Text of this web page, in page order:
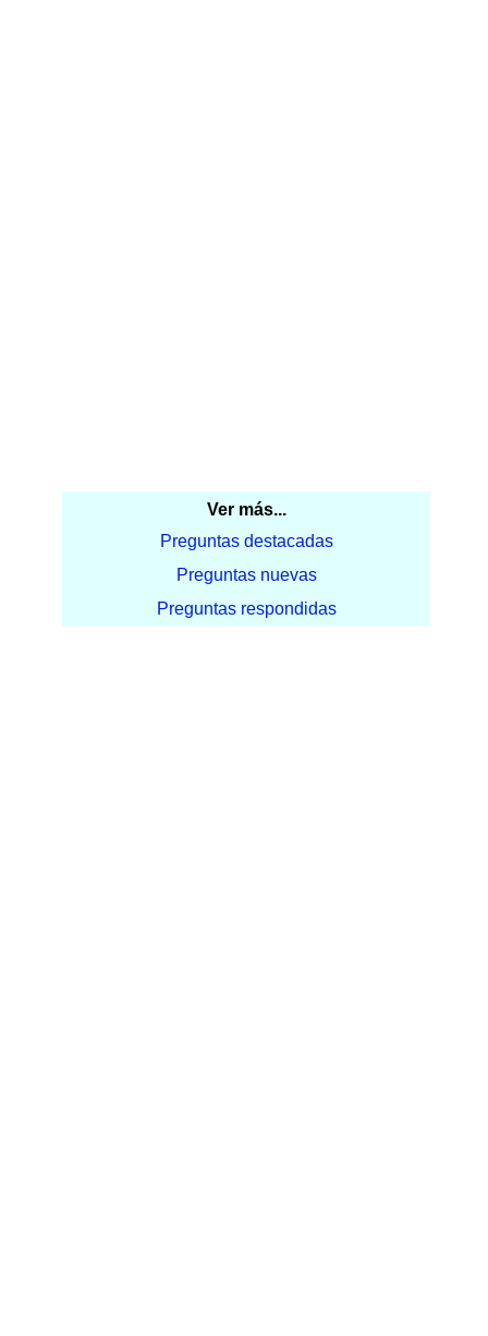
Ver más...
Preguntas destacadas
Preguntas nuevas
Preguntas respondidas